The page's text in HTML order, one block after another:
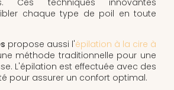
chaque type de poil en toute
propose aussi l'épilation à la cire à
méthode traditionnelle pour une
L'épilation est effectuée avec des
pour assurer un confort optimal.